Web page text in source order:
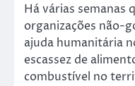
Há várias semanas
organizações não-
ajuda humanitária
escassez de
combustível no